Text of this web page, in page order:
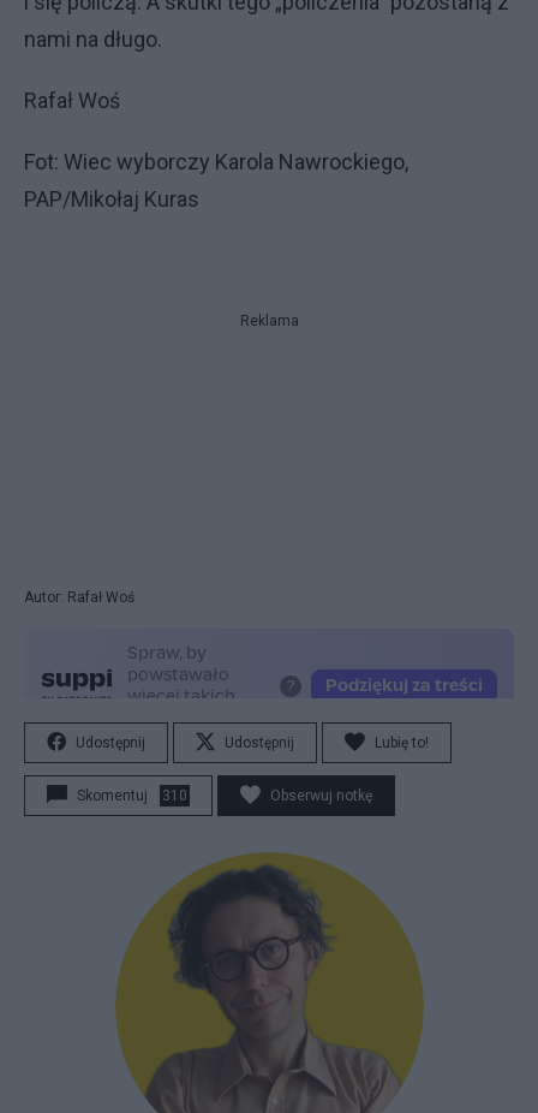
nami na długo.
Rafał Woś
Fot: Wiec wyborczy Karola Nawrockiego,
PAP/Mikołaj Kuras
Reklama
Autor: Rafał Woś
Udostępnij Udostępnij Lubię to!
Skomentuj 310 Obserwuj notkę